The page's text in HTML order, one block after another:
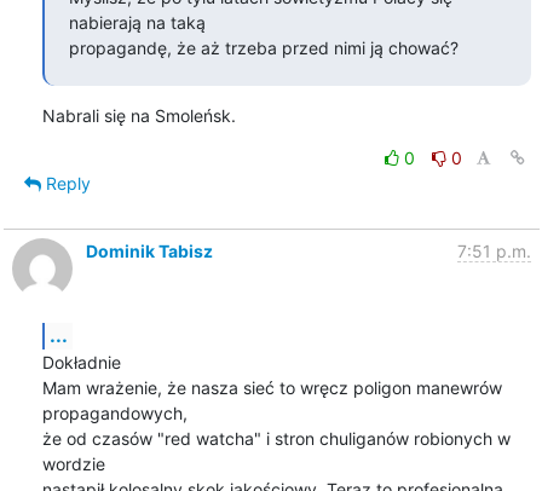
nabierają na taką
propagandę, że aż trzeba przed nimi ją chować?
Nabrali się na Smoleńsk.
0
0
Reply
Dominik Tabisz 7:51 p.m.
...
Dokładnie
Mam wrażenie, że nasza sieć to wręcz poligon manewrów
propagandowych,
że od czasów "red watcha" i stron chuliganów robionych w
wordzie